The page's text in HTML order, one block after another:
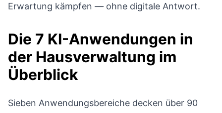
Erwartung kämpfen — ohne digitale Antwort.
Die 7 KI-Anwendungen in
der Hausverwaltung im
Überblick
Sieben Anwendungsbereiche decken über 90